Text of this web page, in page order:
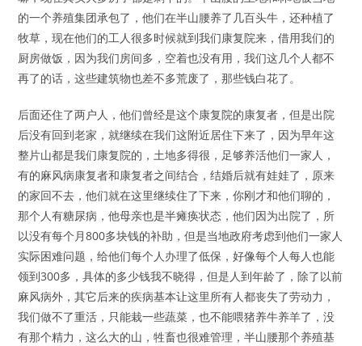
的一个养殖集团承包了，他们在半山腰养了几百头牛，还种植了
牧草，现在他们的工人很多时候就到我们康复院来，借用我们的
厨房做饭，因为我们房间多，空着也没有用，我们这几个人都不
再了的话，这些建筑物也差不多荒废了，那些钱白花了。
后面还住了两户人，他们曾经是这个康复院的康复者，但是出院
后没有回到老家，就继续在我们这附近居住下来了，因为早年这
整片山都是我们康复院的，土地多得很，足够养活他们一家人，
有的麻风病康复者和康复者之间结合，结婚后就有娃娃了，原来
的家回不去，他们就在这里继续住了下来，你刚才和他们聊的，
那个人有糖尿病，他母亲也是半瘫痪状态，他们因为出院了，所
以没有每个月800多块钱的补助，但是当地政府考虑到他们一家人
实际困难问题，给他们每个人办理了低保，好像每个人每人也能
领到300多，具体的多少钱我不晓得，但是人到年龄了，除了以前
麻风病外，其它后来的疾病基本让这里所有人都丧失了劳动力，
我们做不了重活，只能栽一些蔬菜，也不能喂猪养牛养羊了，没
有那个精力，这么大的山，牲畜也很难管理，半山腰那个养殖基